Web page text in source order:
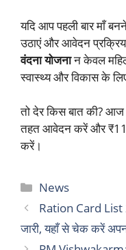
यदि आप पहली बार माँ
उठाएं और आवेदन
वंदना योजनान केवल
स्वास्थ्य और विकास के
तो देर किस बात की? आज
तहत आवेदन करें और
करें।
Categories
News
Ration Card List
जारी, यहाँ से चेक करें